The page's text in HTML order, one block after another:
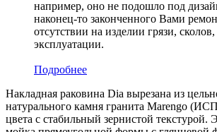
например, оно не подошло под
наконец-то законченного Вами
отсутствии на изделии грязи,
эксплуатации.
Подробнее
Накладная раковина Dia вырезана из
натурального камня гранита Marengo
цвета c стабильный зернистой текстурой.